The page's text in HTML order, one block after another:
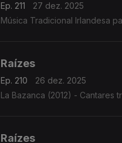
Ep. 211
27 dez. 2025
Música Tradicional Irlandesa
Raízes
Ep. 210
26 dez. 2025
La Bazanca (2012) - Cantares
Raízes